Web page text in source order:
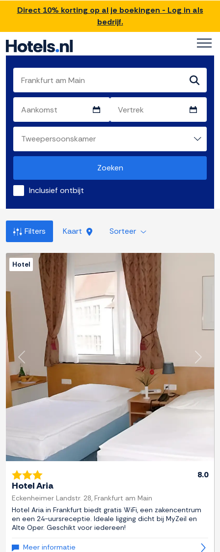
Direct 10% korting op al je boekingen - Log in als
bedrijf.
Zoeken
Inclusief ontbijt
Filters Kaart Sorteer
Previous Next
Hotel
8.0
Hotel Aria
Eckenheimer Landstr. 28, Frankfurt am Main
Hotel Aria in Frankfurt biedt gratis WiFi, een zakencentrum
en een 24-uursreceptie. Ideale ligging dicht bij MyZeil en
Alte Oper. Geschikt voor iedereen!
Meer informatie